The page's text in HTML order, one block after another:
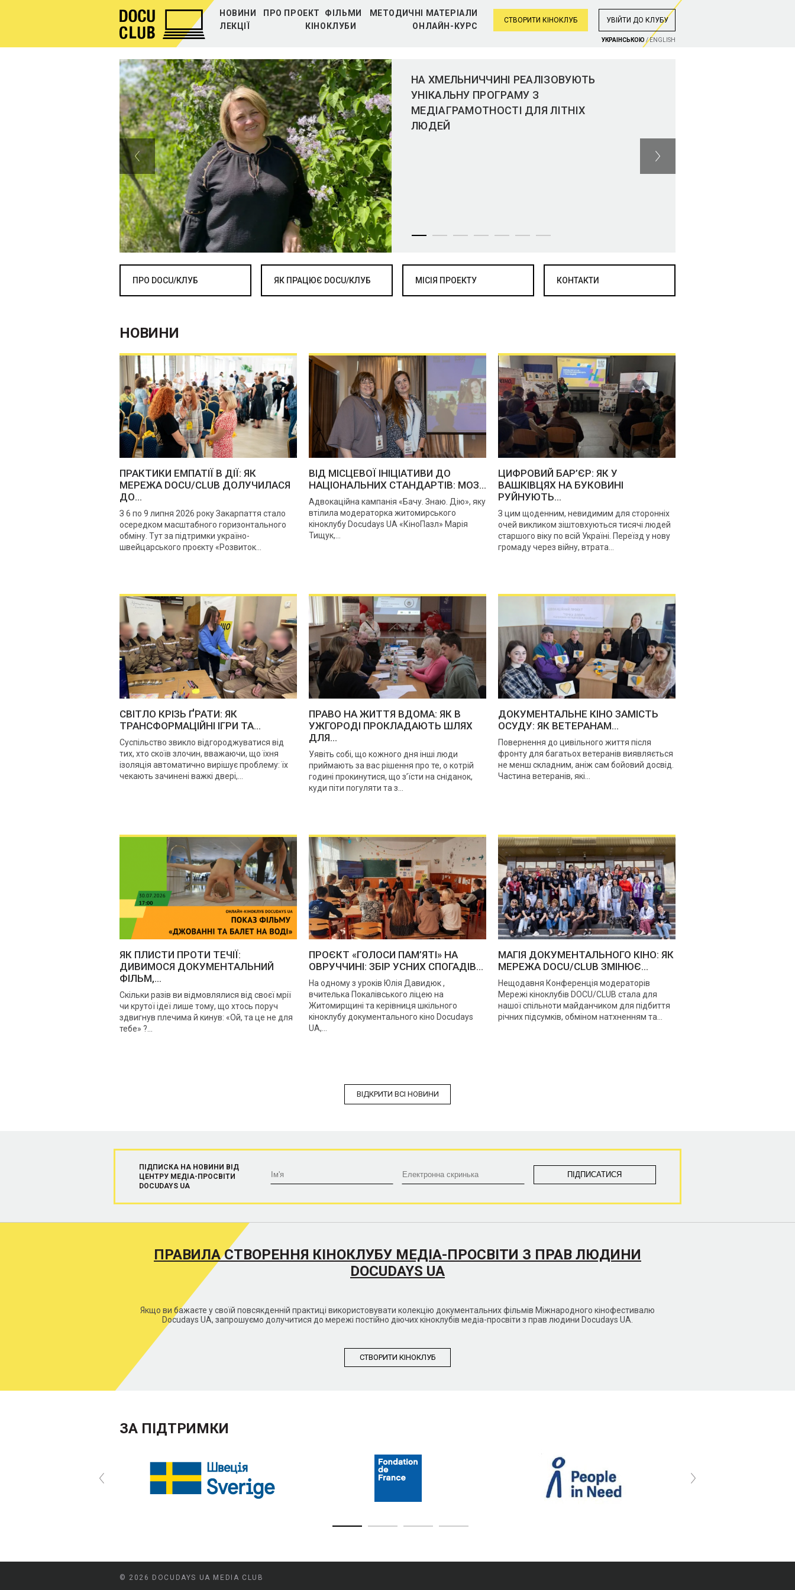
НОВИНИ ПРО ПРОЕКТ ФІЛЬМИ
МЕТОДИЧНІ МАТЕРІАЛИ
ЛЕКЦІЇ
КІНОКЛУБИ ОНЛАЙН-КУРС
СТВОРИТИ КІНОКЛУБ УВIЙТИ ДО КЛУБУ
УКРАIНСЬКОЮ /ENGLISH
НА ХМЕЛЬНИЧЧИНІ РЕАЛІЗОВУЮТЬ
УНІКАЛЬНУ ПРОГРАМУ З
МЕДІАГРАМОТНОСТІ ДЛЯ ЛІТНІХ
ЛЮДЕЙ
ПРО DOCU/КЛУБ ЯК ПРАЦЮЄ DOCU/КЛУБ МІСІЯ ПРОЕКТУ КОНТАКТИ
НОВИНИ
ПРАКТИКИ ЕМПАТІЇ В ДІЇ: ЯК
МЕРЕЖА DOCU/CLUB ДОЛУЧИЛАСЯ
ДО...
З 6 по 9 липня 2026 року Закарпаття стало
осередком масштабного горизонтального
обміну. Тут за підтримки україно-
швейцарського проєкту «Розвиток...
ВІД МІСЦЕВОЇ ІНІЦІАТИВИ ДО
НАЦІОНАЛЬНИХ СТАНДАРТІВ: МОЗ...
Адвокаційна кампанія «Бачу. Знаю. Дію», яку
втілила модераторка житомирського
кіноклубу Docudays UA «КіноПазл» Марія
Тищук,...
ЦИФРОВИЙ БАР’ЄР: ЯК У
ВАШКІВЦЯХ НА БУКОВИНІ
РУЙНУЮТЬ...
З цим щоденним, невидимим для сторонніх
очей викликом зіштовхуються тисячі людей
старшого віку по всій Україні. Переїзд у нову
громаду через війну, втрата...
СВІТЛО КРІЗЬ ҐРАТИ: ЯК
ТРАНСФОРМАЦІЙНІ ІГРИ ТА...
Суспільство звикло відгороджуватися від
тих, хто скоїв злочин, вважаючи, що їхня
ізоляція автоматично вирішує проблему: їх
чекають зачинені важкі двері,...
ПРАВО НА ЖИТТЯ ВДОМА: ЯК В
УЖГОРОДІ ПРОКЛАДАЮТЬ ШЛЯХ
ДЛЯ...
Уявіть собі, що кожного дня інші люди
приймають за вас рішення про те, о котрій
годині прокинутися, що з’їсти на сніданок,
куди піти погуляти та з...
ДОКУМЕНТАЛЬНЕ КІНО ЗАМІСТЬ
ОСУДУ: ЯК ВЕТЕРАНАМ...
Повернення до цивільного життя після
фронту для багатьох ветеранів виявляється
не менш складним, аніж сам бойовий досвід.
Частина ветеранів, які...
ЯК ПЛИСТИ ПРОТИ ТЕЧІЇ:
ДИВИМОСЯ ДОКУМЕНТАЛЬНИЙ
ФІЛЬМ,...
Скільки разів ви відмовлялися від своєї мрії
чи крутої ідеї лише тому, що хтось поруч
здвигнув плечима й кинув: «Ой, та це не для
тебе» ?...
ПРОЄКТ «ГОЛОСИ ПАМ’ЯТІ» НА
ОВРУЧЧИНІ: ЗБІР УСНИХ СПОГАДІВ...
На одному з уроків Юлія Давидюк ,
вчителька Покалівського ліцею на
Житомирщині та керівниця шкільного
кіноклубу документального кіно Docudays
UA,...
МАГІЯ ДОКУМЕНТАЛЬНОГО КІНО: ЯК
МЕРЕЖА DOCU/CLUB ЗМІНЮЄ...
Нещодавня Конференція модераторів
Мережі кіноклубів DOCU/CLUB стала для
нашої спільноти майданчиком для підбиття
річних підсумків, обміном натхненням та...
ВІДКРИТИ ВСІ НОВИНИ
ПІДПИСКА НА НОВИНИ ВІД
ЦЕНТРУ МЕДІА-ПРОСВІТИ
DOCUDAYS UA
ПРАВИЛА СТВОРЕННЯ КІНОКЛУБУ МЕДІА-ПРОСВІТИ З ПРАВ ЛЮДИНИ
DOCUDAYS UA
Якщо ви бажаєте у своїй повсякденній практиці використовувати колекцію документальних фільмів Міжнародного кінофестивалю
Docudays UA, запрошуємо долучитися до мережі постійно діючих кіноклубів медіа-просвіти з прав людини Docudays UA.
СТВОРИТИ КIНОКЛУБ
ЗА ПІДТРИМКИ
© 2026 DOCUDAYS UA MEDIA CLUB